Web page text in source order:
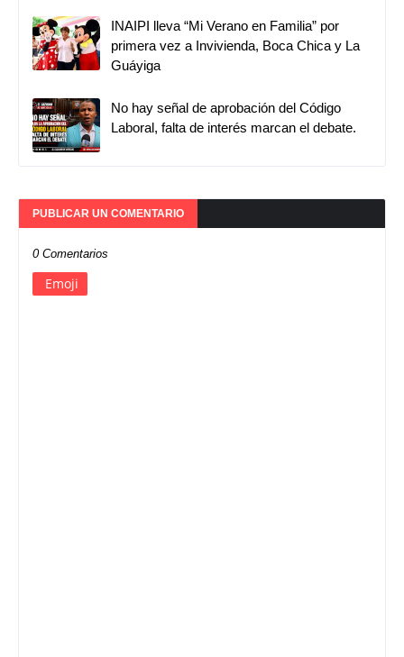
INAIPI lleva “Mi Verano en Familia” por
primera vez a Invivienda, Boca Chica y La
Guáyiga
No hay señal de aprobación del Código
Laboral, falta de interés marcan el debate.
PUBLICAR UN COMENTARIO
0 Comentarios
Emoji